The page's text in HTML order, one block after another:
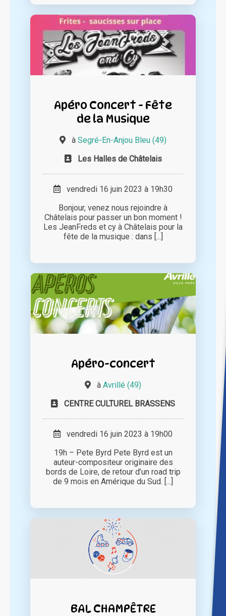
Apéro Concert - Fête
de la Musique
à Segré-En-Anjou Bleu (49)
Les Halles de Châtelais
vendredi 16 juin 2023 à 19h30
Bonjour, venez nous rejoindre à
Châtelais pour passer un bon moment !
Les JeanFreds et cy à Châtelais pour la
fête de la musique : dans [...]
Apéro-concert
à Avrillé (49)
CENTRE CULTUREL BRASSENS
vendredi 16 juin 2023 à 19h00
19h – Pete Byrd Pete Byrd est un
auteur-compositeur originaire des
bords de Loire, de retour d’un road trip
de 9 mois en Amérique du Sud. [...]
BAL CHAMPÊTRE